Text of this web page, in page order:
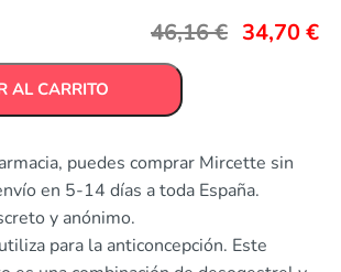
46,16€ 34,70€
AL CARRITO
puedes comprar Mircette sin
en 5-14 días a toda España.
y anónimo.
para la anticoncepción. Este